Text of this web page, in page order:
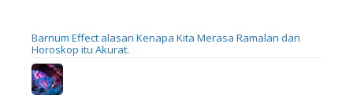
Barnum Effect alasan Kenapa Kita Merasa Ramalan dan
Horoskop itu Akurat.